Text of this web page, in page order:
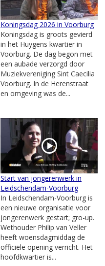
Koningsdag 2026 in Voorburg
Koningsdag is groots gevierd
in het Huygens kwartier in
Voorburg. De dag begon met
een aubade verzorgd door
Muziekvereniging Sint Caecilia
Voorburg. In de Herenstraat
en omgeving was de...
Start van jongerenwerk in
Leidschendam-Voorburg
In Leidschendam-Voorburg is
een nieuwe organisatie voor
jongerenwerk gestart; gro-up.
Wethouder Philip van Veller
heeft woensdagmiddag de
officiële opening verricht. Het
hoofdkwartier is...